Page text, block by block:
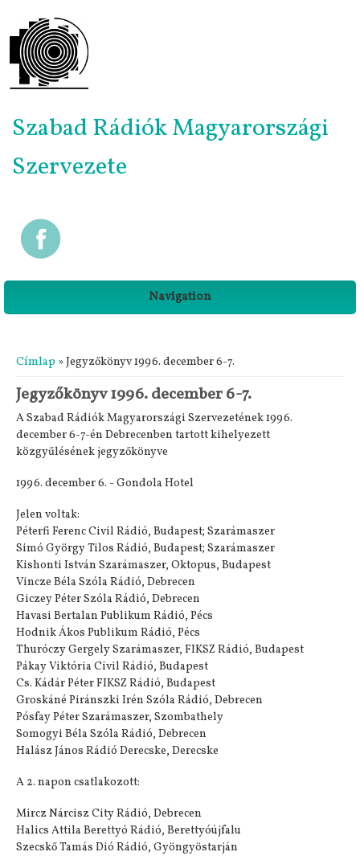
Szabad Rádiók Magyarországi
Szervezete
Navigation
Jelenlegi hely
Címlap » Jegyzőkönyv 1996. december 6-7.
Jegyzőkönyv 1996. december 6-7.
A Szabad Rádiók Magyarországi Szervezetének 1996.
december 6-7-én Debrecenben tartott kihelyezett
közgyűlésének jegyzőkönyve
1996. december 6. - Gondola Hotel
Jelen voltak:
Péterfi Ferenc Civil Rádió, Budapest; Szarámaszer
Simó György Tilos Rádió, Budapest; Szarámaszer
Kishonti István Szarámaszer, Oktopus, Budapest
Vincze Béla Szóla Rádió, Debrecen
Giczey Péter Szóla Rádió, Debrecen
Havasi Bertalan Publikum Rádió, Pécs
Hodnik Ákos Publikum Rádió, Pécs
Thuróczy Gergely Szarámaszer, FIKSZ Rádió, Budapest
Pákay Viktória Civil Rádió, Budapest
Cs. Kádár Péter FIKSZ Rádió, Budapest
Groskáné Piránszki Irén Szóla Rádió, Debrecen
Pósfay Péter Szarámaszer, Szombathely
Somogyi Béla Szóla Rádió, Debrecen
Halász János Rádió Derecske, Derecske
A 2. napon csatlakozott:
Mircz Nárcisz City Rádió, Debrecen
Halics Attila Berettyó Rádió, Berettyóújfalu
Szecskő Tamás Dió Rádió, Gyöngyöstarján